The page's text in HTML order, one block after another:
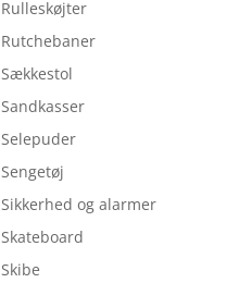
Rulleskøjter
Rutchebaner
Sækkestol
Sandkasser
Selepuder
Sengetøj
Sikkerhed og alarmer
Skateboard
Skibe